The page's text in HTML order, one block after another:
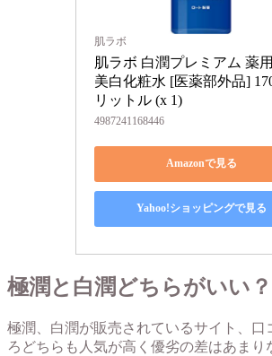
肌ラボ
肌ラボ 白潤プレミアム 薬
美白化粧水 [医薬部外品]
リットル (x 1)
4987241168446
Amazonで見る
Yahoo!ショッピングで見る
極潤と白潤どちらがいい？
極潤、白潤が販売されているサイト、口
ろどちらも人気が高く優劣の差はあまり